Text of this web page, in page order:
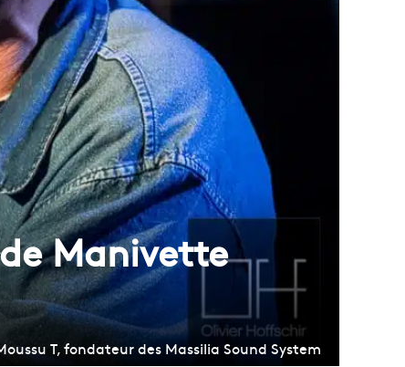
Manivette
T, fondateur des Massilia Sound System